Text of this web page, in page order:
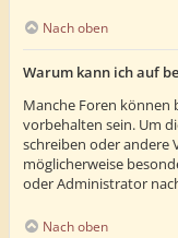
Nach oben
Warum kann ich auf
Manche Foren
vorbehalten sein. Um
schreiben oder andere
möglicherweise
oder Administrator
Nach oben